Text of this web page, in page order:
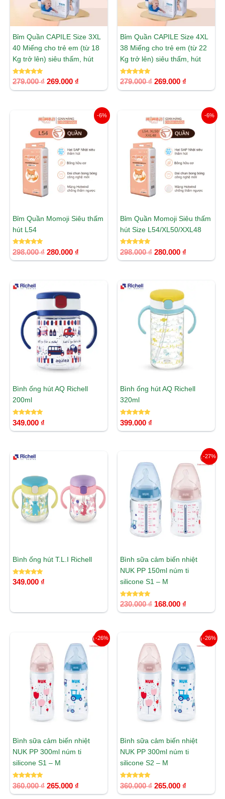
Bỉm Quần CAPILE Size 3XL
40 Miếng cho trẻ em (từ 18
Kg trở lên) siêu thấm, hút
Được xếp
hạng
5.00
279.000₫ 269.000 ₫
Bỉm Quần CAPILE Size 4XL
38 Miếng cho trẻ em (từ 22
Kg trở lên) siêu thấm, hút
Được xếp
hạng
5.00
279.000₫ 269.000 ₫
-6%
Bỉm Quần Momoji Siêu thấm
hút L54
Được xếp
hạng
5.00
298.000₫
gốc
là:
298.000 ₫.
280.000 ₫
tại
là:
280.000 ₫.
-6%
Bỉm Quần Momoji Siêu thấm
hút Size L54/XL50/XXL48
Được xếp
hạng
5.00
298.000₫
gốc
là:
298.000 ₫.
280.000 ₫
tại
là:
280.000 ₫.
Bình ống hút AQ Richell
200ml
Được xếp
hạng
5.00
349.000 ₫
Bình ống hút AQ Richell
320ml
Được xếp
hạng
5.00
399.000 ₫
Bình ống hút T.L.I Richell
Được xếp
hạng
349.000 ₫
-27%
Bình sữa cảm biến nhiệt
NUK PP 150ml núm ti
silicone S1 – M
Được xếp
hạng
5.00
230.000₫
gốc
là:
230.000 ₫.
168.000 ₫
hiện
là:
168.000 ₫.
-26%
Bình sữa cảm biến nhiệt
NUK PP 300ml núm ti
silicone S1 – M
Được xếp
hạng
5.00
360.000₫
gốc
là:
360.000 ₫.
265.000 ₫
hiện
tại
là:
265.000 ₫.
-26%
Bình sữa cảm biến nhiệt
NUK PP 300ml núm ti
silicone S2 – M
Được xếp
hạng
5.00
360.000₫
gốc
là:
360.000 ₫.
265.000 ₫
hiện
tại
là:
265.000 ₫.